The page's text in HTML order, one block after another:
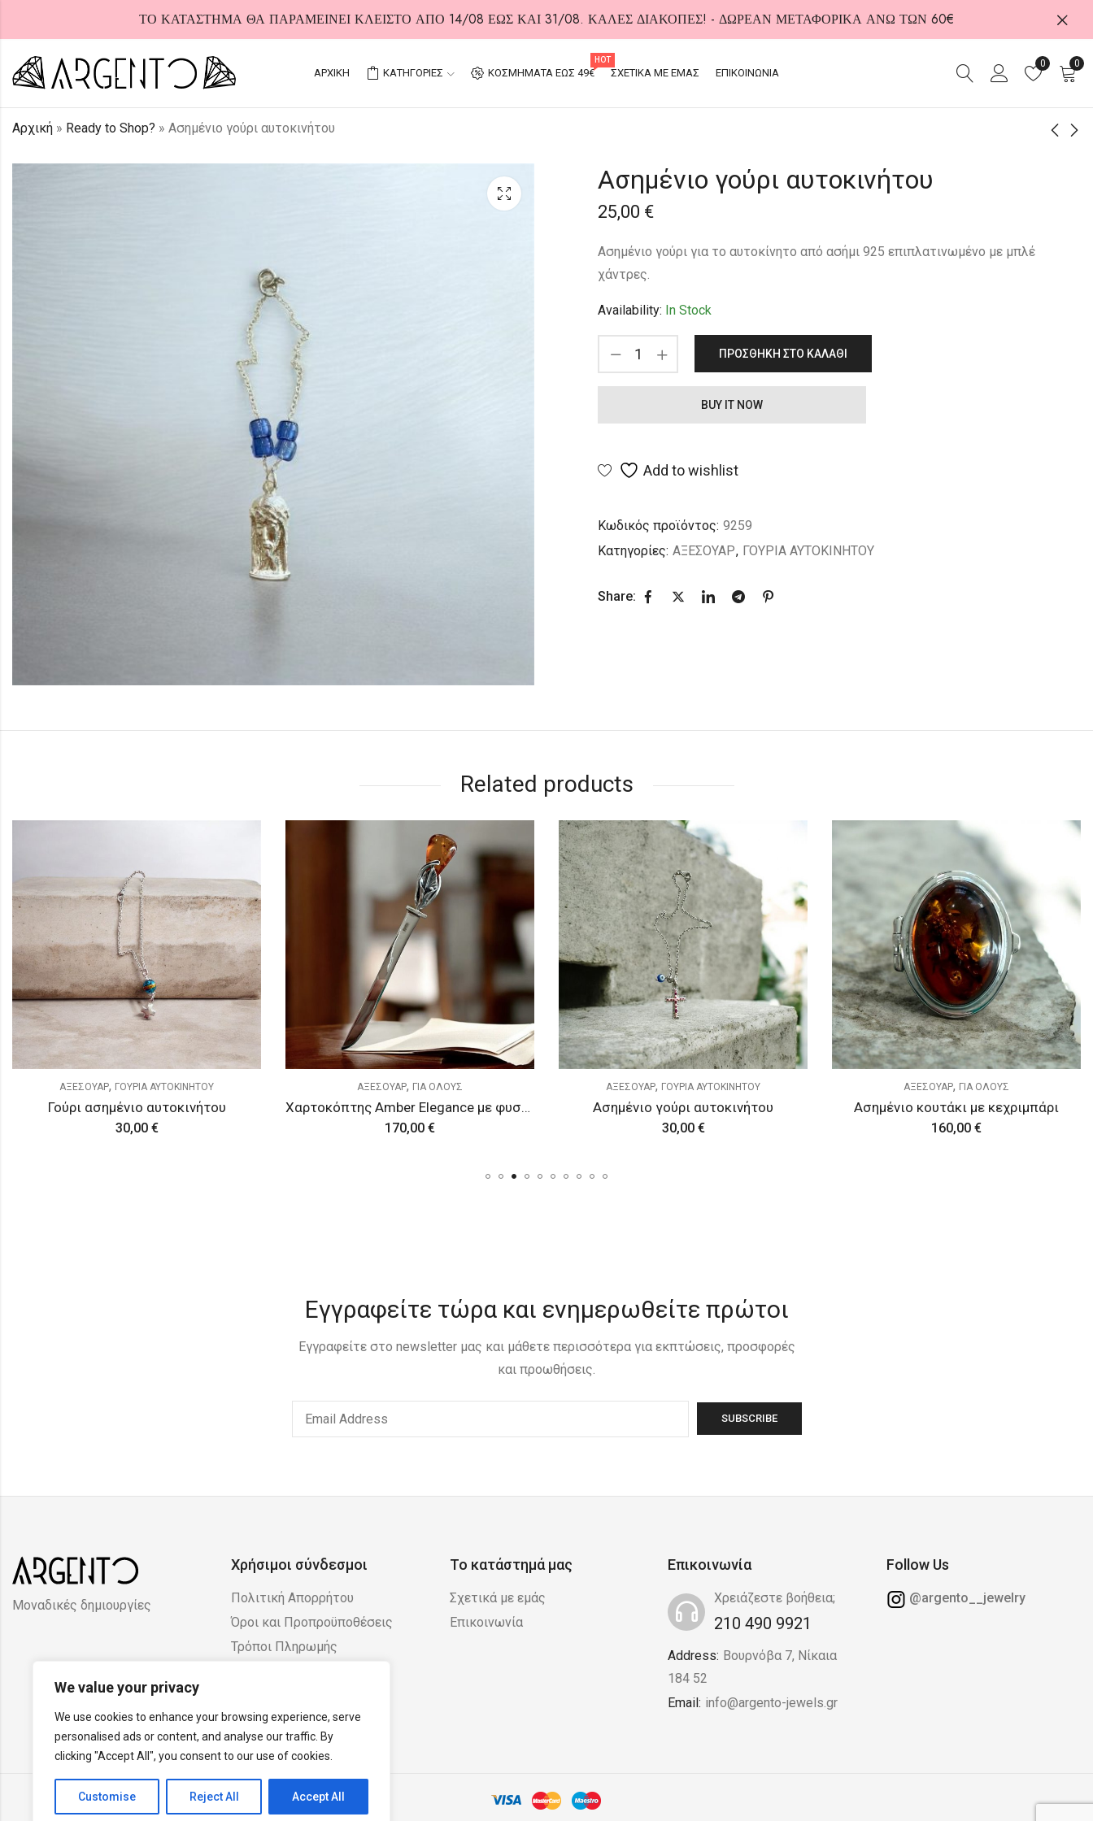
We value your privacy
We use cookies to enhance your browsing experience, serve
personalised ads or content, and analyse our traffic. By
clicking "Accept All", you consent to our use of cookies.
Customise Reject All Accept All
ΤΟ ΚΑΤΑΣΤΗΜΑ ΘΑ ΠΑΡΑΜΕΙΝΕΙ ΚΛΕΙΣΤΟ ΑΠΟ 14/08 ΕΩΣ ΚΑΙ 31/08. ΚΑΛΕΣ ΔΙΑΚΟΠΕΣ! - ΔΩΡΕΑΝ ΜΕΤΑΦΟΡΙΚΑ ΑΝΩ ΤΩΝ 60€
ΑΡΧΙΚΗ ΚΑΤΗΓΟΡΙΕΣ ΚΟΣΜΗΜΑΤΑ ΕΩΣ 49€
HOT
ΣΧΕΤΙΚΑ ΜΕ ΕΜΑΣ ΕΠΙΚΟΙΝΩΝΙΑ
0 0
Αρχική » Ready to Shop? » Ασημένιο γούρι αυτοκινήτου
Ασημένιο γούρι αυτοκινήτου
25,00 €
Ασημένιο γούρι για το αυτοκίνητο από ασήμι 925 επιπλατινωμένο με μπλέ
χάντρες.
Availability: In Stock
ΠΡΟΣΘΉΚΗ ΣΤΟ ΚΑΛΆΘΙ
BUY IT NOW
Add to wishlist
Κωδικός προϊόντος: 9259
Κατηγορίες: ΑΞΕΣΟΥΑΡ, ΓΟΥΡΙΑ ΑΥΤΟΚΙΝΗΤΟΥ
Share:
Related products
ΑΞΕΣΟΥΑΡ, ΓΙΑ ΟΛΟΥΣ
170,00
ΑΞΕΣΟΥΑΡ,ΓΟΥΡΙΑ ΑΥΤΟΚΙΝΗΤΟΥ
Ασημένιο γούρι αυτοκινήτου
30,00€
ΑΞΕΣΟΥΑΡ, ΓΙΑ ΟΛΟΥΣ
Ασημένιο κουτάκι με κεχριμπάρι
160,00
ΑΞΕΣΟΥΑΡ,ΓΟΥΡΙΑ ΑΥΤΟΚΙΝΗΤΟΥ
Ασημένιο γούρι αυτοκινήτου
30,00€
Εγγραφείτε τώρα και ενημερωθείτε πρώτοι
Εγγραφείτε στο newsletter μας και μάθετε περισσότερα για εκπτώσεις, προσφορές
και προωθήσεις.
Μοναδικές δημιουργίες
Χρήσιμοι σύνδεσμοι
Πολιτική Απορρήτου
Όροι και Προπροϋποθέσεις
Τρόποι Πληρωμής
Το κατάστημά μας
Σχετικά με εμάς
Επικοινωνία
Επικοινωνία
Χρειάζεστε βοήθεια;
210 490 9921
Address: Βουρνόβα 7, Νίκαια
184 52
Email: info@argento-jewels.gr
Follow Us
@argento__jewelry
HOT